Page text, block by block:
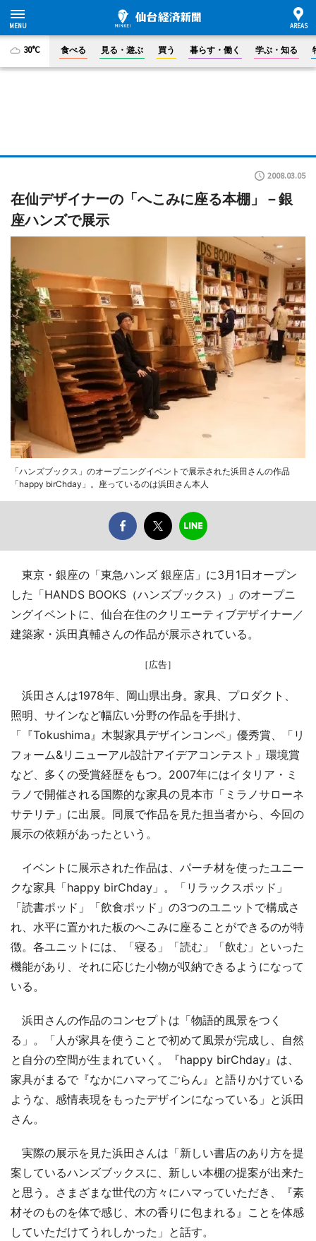
30°C 食べる 見る・遊ぶ 買う 暮らす・働く 学ぶ・知る
2008.03.05
在仙デザイナーの「へこみに座る本棚」－銀
座ハンズで展示
「ハンズブックス」のオープニングイベントで展示された浜田さんの作品
「happy birChday」。座っているのは浜田さん本人
東京・銀座の「東急ハンズ 銀座店」に3月1日オープン
した「HANDS BOOKS（ハンズブックス）」のオープニ
ングイベントに、仙台在住のクリエーティブデザイナー／
建築家・浜田真輔さんの作品が展示されている。
［広告］
浜田さんは1978年、岡山県出身。家具、プロダクト、
照明、サインなど幅広い分野の作品を手掛け、
「『Tokushima』木製家具デザインコンペ」優秀賞、「リ
フォーム&リニューアル設計アイデアコンテスト」環境賞
など、多くの受賞経歴をもつ。2007年にはイタリア・ミ
ラノで開催される国際的な家具の見本市「ミラノサローネ
サテリテ」に出展。同展で作品を見た担当者から、今回の
展示の依頼があったという。
イベントに展示された作品は、パーチ材を使ったユニー
クな家具「happy birChday」。「リラックスポッド」
「読書ポッド」「飲食ポッド」の3つのユニットで構成さ
れ、水平に置かれた板のへこみに座ることができるのが特
徴。各ユニットには、「寝る」「読む」「飲む」といった
機能があり、それに応じた小物が収納できるようになって
いる。
浜田さんの作品のコンセプトは「物語的風景をつく
る」。「人が家具を使うことで初めて風景が完成し、自然
と自分の空間が生まれていく。『happy birChday』は、
家具がまるで『なかにハマってごらん』と語りかけている
ような、感情表現をもったデザインになっている」と浜田
さん。
実際の展示を見た浜田さんは「新しい書店のあり方を提
案しているハンズブックスに、新しい本棚の提案が出来た
と思う。さまざまな世代の方々にハマっていただき、『素
材そのものを体で感じ、木の香りに包まれる』ことを体感
していただけてうれしかった」と話す。